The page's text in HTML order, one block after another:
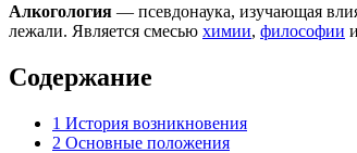
Алкогология — псевдонаука, изучающая
лежали. Является смесью химии, философии и
Содержание
1 История возникновения
2 Основные положения